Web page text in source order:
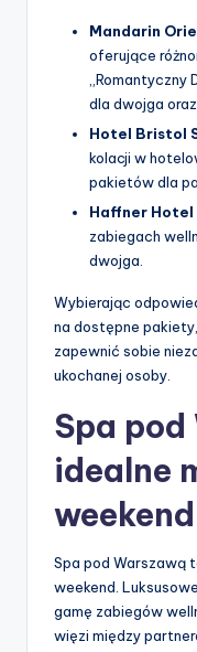
Mandarin
oferujące
„Romantyczny
dla dwojga
Hotel Bristol
kolacji w
pakietów dla
Haffner Hotel
zabiegach
dwojga.
Wybierając
na dostępne
zapewnić sobie
ukochanej osoby.
Spa pod
idealne
weekend
Spa pod Warszawą
weekend.
gamę zabiegów
więzi między